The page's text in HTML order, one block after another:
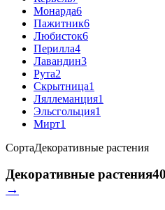
Монарда6
Пажитник6
Любисток6
Перилла4
Лавандин3
Рута2
Скрытница1
Ляллеманция1
Эльсгольция1
Мирт1
СортаДекоративные растения
Декоративные растения
→